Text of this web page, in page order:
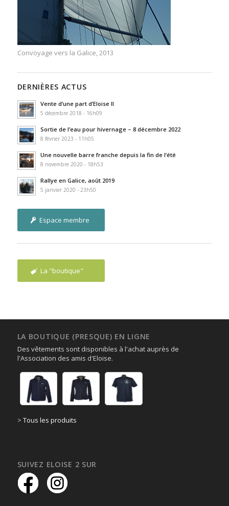
Convoyage vers la Galice, 2013
DERNIÈRES ACTUS
Vente d’une part d’Eloise II
5 décembre 2018 - 16h09
Sortie de l’eau pour hivernage – 8 décembre 2022
8 février 2023 - 11h05
Une nouvelle barre franche depuis la fin de l’été
8 novembre 2020 - 18h53
Rallye en Galice, août 2019
5 janvier 2020 - 23h50
Espace membre
La "boutique"
LA BOUTIQUE (PRESQUE) EN LIGNE
Des vêtements sont disponibles à l'achat auprès de
l'Association des amis d'Eloise.
> Tous les produits
SUIVEZ ELOISE 2 SUR